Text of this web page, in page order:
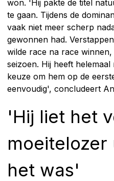
won. 'Hij pakte de titel
te gaan. Tijdens de
vaak niet meer scherp
gewonnen had.
wilde race na race
seizoen. Hij heeft
keuze om hem op de
eenvoudig', concludeert
'Hij liet het
moeitelozer
het was'